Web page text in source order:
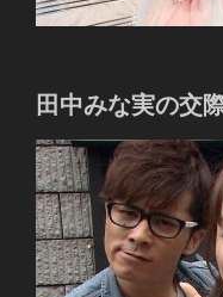
田中みな実の